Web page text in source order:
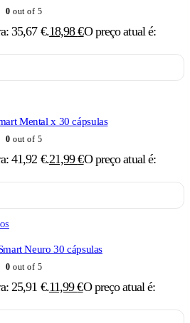
0 out of 5
35,67 €.18,98€O preço atual é:
Mental x 30 cápsulas
0 out of 5
41,92 €.21,99€O preço atual é:
Neuro 30 cápsulas
0 out of 5
25,91 €.11,99€O preço atual é: